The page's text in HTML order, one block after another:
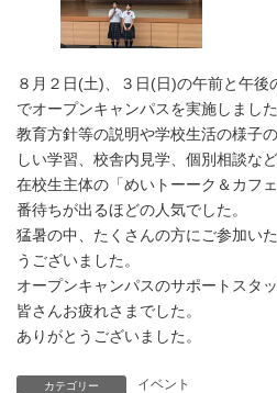
８月２日(土)、３日(日)の午前と午後
でオープンキャンパスを実施しました
教育方針等の説明や学校生活の様子
しい学習、校舎内見学、個別相談な
在校生主体の「めいトーーク＆カフ
番待ちが出るほどの人気でした。
猛暑の中、たくさんの方にご参加い
うございました。
オープンキャンパスのサポートスタ
皆さんお疲れさまでした。
ありがとうございました。
カテゴリー イベント